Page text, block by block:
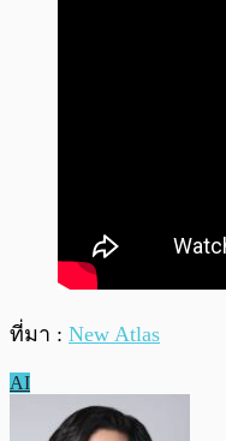
ที่มา : New Atlas
AI